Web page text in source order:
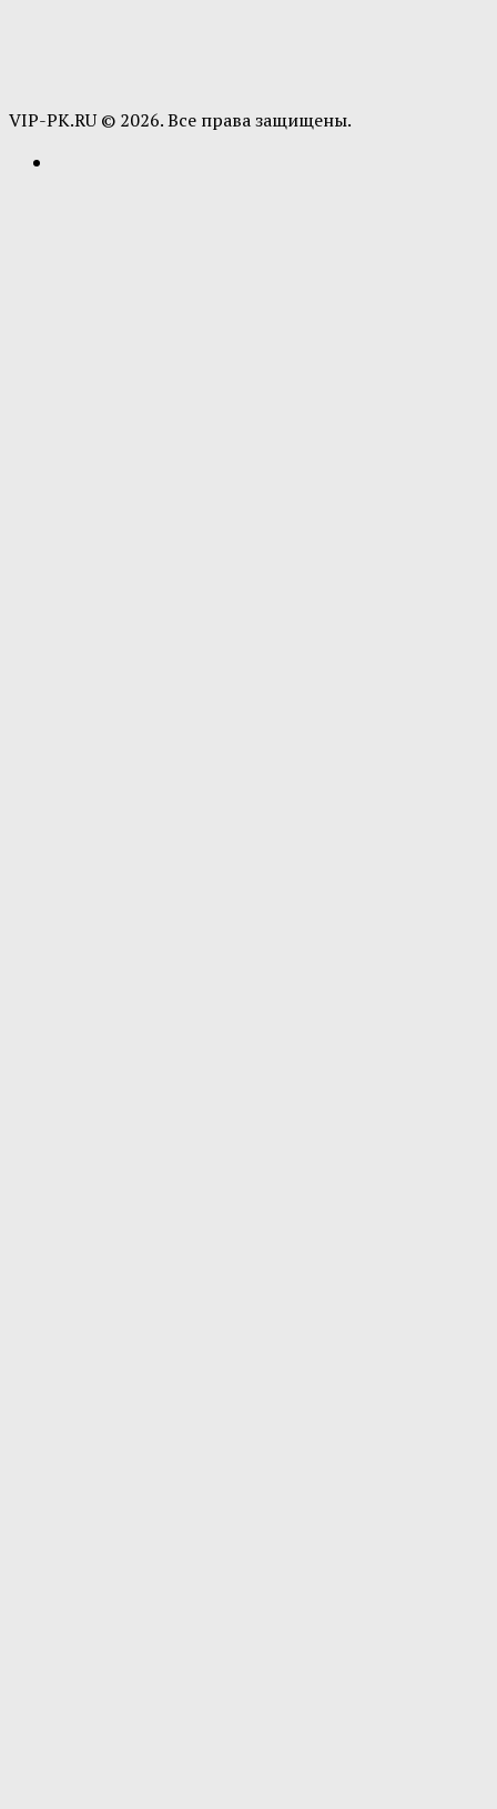
VIP-PK.RU © 2026. Все права защищены.